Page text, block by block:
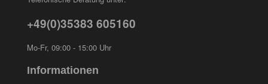
+49(0)35383 605160
Mo-Fr, 09:00 - 15:00 Uhr
Informationen